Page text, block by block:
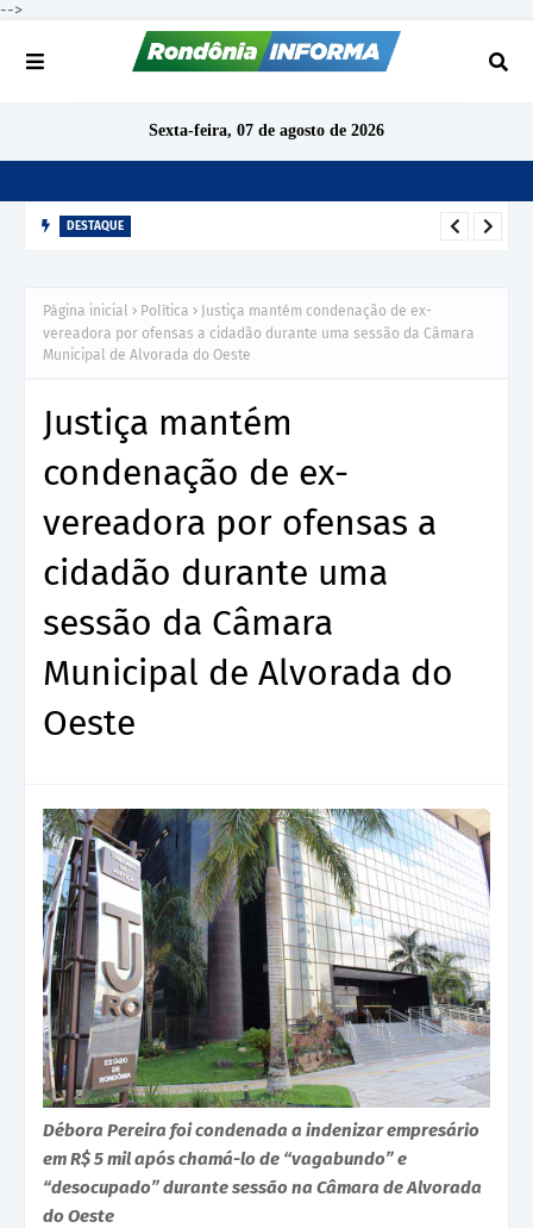
-->
Sexta-feira, 07 de agosto de 2026
no IPERON após análise preliminar
Página inicial Política
Justiça mantém condenação de ex-
vereadora por ofensas a cidadão durante uma sessão da Câmara
Municipal de Alvorada do Oeste
Justiça mantém
condenação de ex-
vereadora por ofensas a
cidadão durante uma
sessão da Câmara
Municipal de Alvorada do
Oeste
Débora Pereira foi condenada a indenizar empresário
em R$ 5 mil após chamá-lo de “vagabundo” e
“desocupado” durante sessão na Câmara de Alvorada
do Oeste